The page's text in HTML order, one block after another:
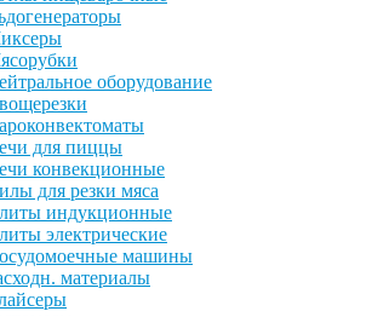
оборудование
для пиццы
конвекционные
для резки мяса
индукционные
электрические
машины
материалы